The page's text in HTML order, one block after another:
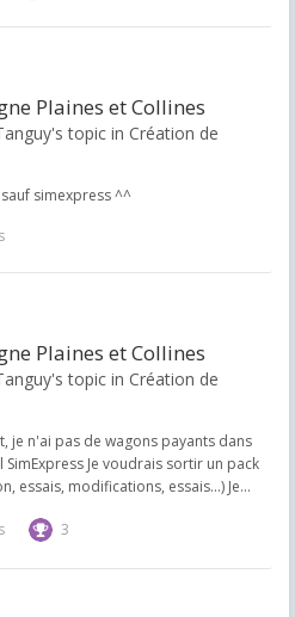
Plaines et Collines
topic in Création de
simexpress ^^
Plaines et Collines
topic in Création de
je n'ai pas de wagons payants dans
Je voudrais sortir un pack
essais, modifications, essais...) Je...
3